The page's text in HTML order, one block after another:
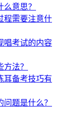
意思？
程需要注意什
唱考试的内容
法？
耳备考技巧有
题是什么？